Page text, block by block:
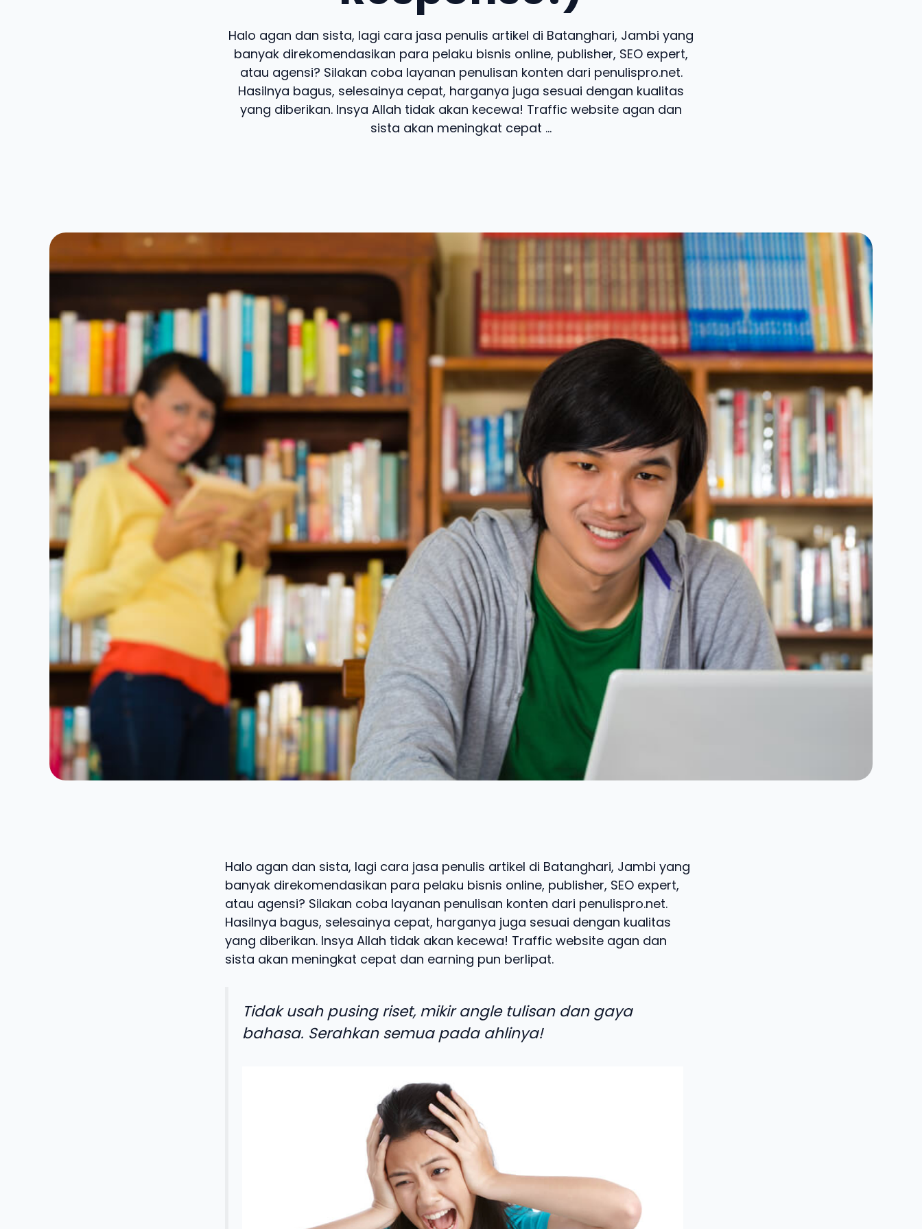
Halo agan dan sista, lagi cara jasa penulis artikel di Batanghari, Jambi yang
banyak direkomendasikan para pelaku bisnis online, publisher, SEO expert,
atau agensi? Silakan coba layanan penulisan konten dari penulispro.net.
Hasilnya bagus, selesainya cepat, harganya juga sesuai dengan kualitas
yang diberikan. Insya Allah tidak akan kecewa! Traffic website agan dan
sista akan meningkat cepat ...
Halo agan dan sista, lagi cara jasa penulis artikel di Batanghari, Jambi yang
banyak direkomendasikan para pelaku bisnis online, publisher, SEO expert,
atau agensi? Silakan coba layanan penulisan konten dari penulispro.net.
Hasilnya bagus, selesainya cepat, harganya juga sesuai dengan kualitas
yang diberikan. Insya Allah tidak akan kecewa! Traffic website agan dan
sista akan meningkat cepat dan earning pun berlipat.
Tidak usah pusing riset, mikir angle tulisan dan gaya
bahasa. Serahkan semua pada ahlinya!